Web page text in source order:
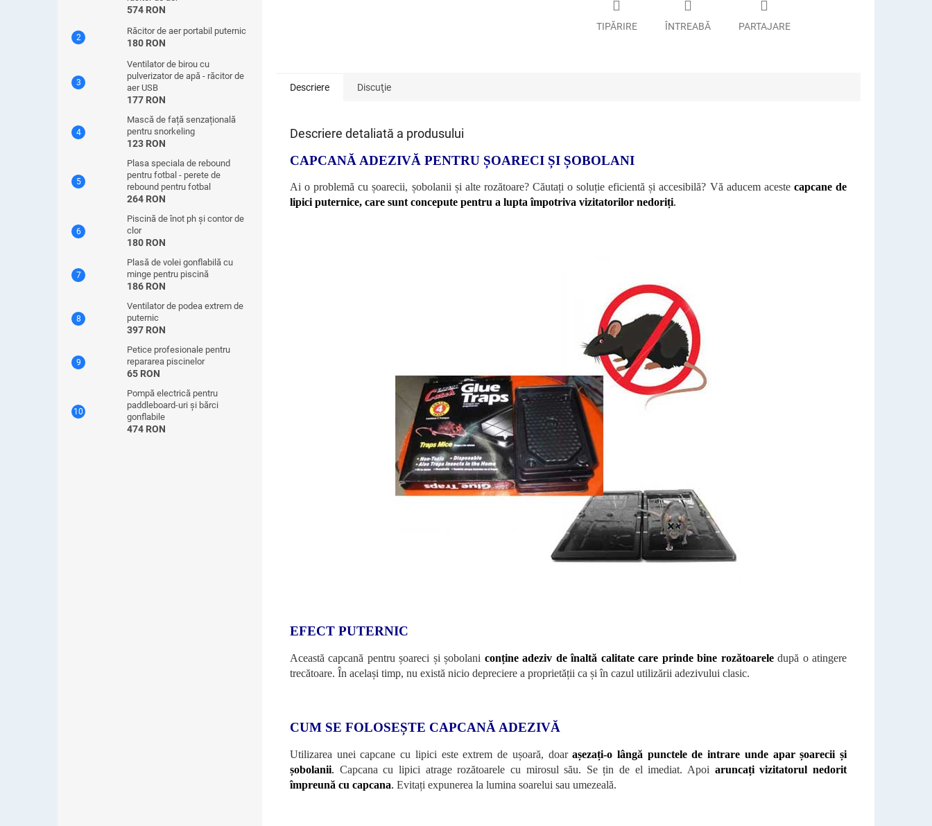
574 RON
Răcitor de aer portabil puternic
180 RON
Ventilator de birou cu
pulverizator de apă - răcitor de
aer USB
177 RON
Mască de față senzațională
pentru snorkeling
123 RON
Plasa speciala de rebound
pentru fotbal - perete de
rebound pentru fotbal
264 RON
Piscină de înot ph și contor de
clor
180 RON
Plasă de volei gonflabilă cu
minge pentru piscină
186 RON
Ventilator de podea extrem de
puternic
397 RON
Petice profesionale pentru
repararea piscinelor
65 RON
Pompă electrică pentru
paddleboard-uri și bărci
gonflabile
474 RON
TIPĂRIRE ÎNTREABĂ PARTAJARE
Descriere Discuţie
Descriere detaliată a produsului
CAPCANĂ ADEZIVĂ PENTRU ȘOARECI ȘI ȘOBOLANI
Ai o problemă cu șoarecii, șobolanii și alte rozătoare? Căutați o soluție eficientă și accesibilă? Vă aducem aceste capcane de
lipici puternice, care sunt concepute pentru a lupta împotriva vizitatorilor nedoriți.
EFECT PUTERNIC
Această capcană pentru șoareci și șobolani conține adeziv de înaltă calitate care prinde bine rozătoareledupă o atingere
trecătoare. În același timp, nu există nicio depreciere a proprietății ca și în cazul utilizării adezivului clasic.
CUM SE FOLOSEȘTE CAPCANĂ ADEZIVĂ
Utilizarea unei capcane cu lipici este extrem de ușoară, doarașezați-o lângă punctele de intrare unde apar șoarecii și
șobolanii. Capcana cu lipici atrage rozătoarele cu mirosul său. Se țin de el imediat. Apoi aruncați vizitatorul nedorit
împreună cu capcana. Evitați expunerea la lumina soarelui sau umezeală.